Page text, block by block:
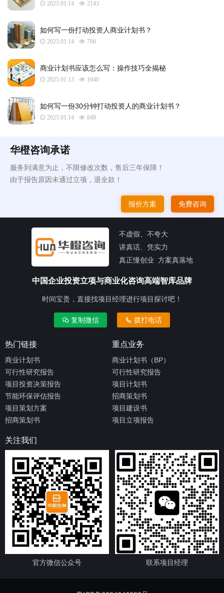
2025.01.14 2143
如何写一份打动投资人商业计划书？
2025.01.14 706
商业计划书应该怎么写：操作技巧全揭秘
2025.01.13 1640
如何写一份30分钟打动投资人的商业计划书？
2025.01.14 849
华橙咨询承诺
服务到满意为止，不限修改次数，售后三年保障！
由于报告原因未通过立项，退全款！
报价方案 免费咨询
不虚假、不夸大
讲真话、凭实力
真正懂创业 方案真落地
中国企业投资立项与商业化咨询高端智库品牌
时间宝贵，直接找项目经理进行项目探讨吧！
复制微信 拨打电话
热门链接
商业计划书
可行性研究报告
项目投资决策报告
节能环保评估报告
项目策划方案
招商策划书
重点业务
商业计划书（BP）
可行性研究报告
项目计划书
招商策划书
项目建设书
项目立项报告
关注我们
官方微信公众号 联系项目经理